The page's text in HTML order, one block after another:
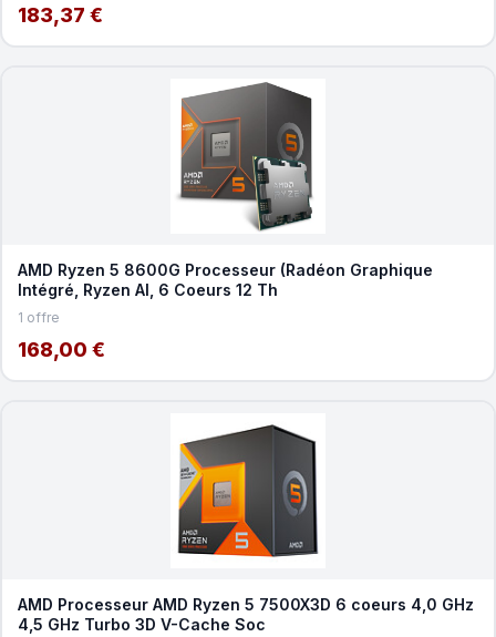
183,37 €
AMD Ryzen 5 8600G Processeur (Radéon Graphique
Intégré, Ryzen AI, 6 Coeurs 12 Th
1 offre
168,00 €
AMD Processeur AMD Ryzen 5 7500X3D 6 coeurs 4,0 GHz
4,5 GHz Turbo 3D V-Cache Soc